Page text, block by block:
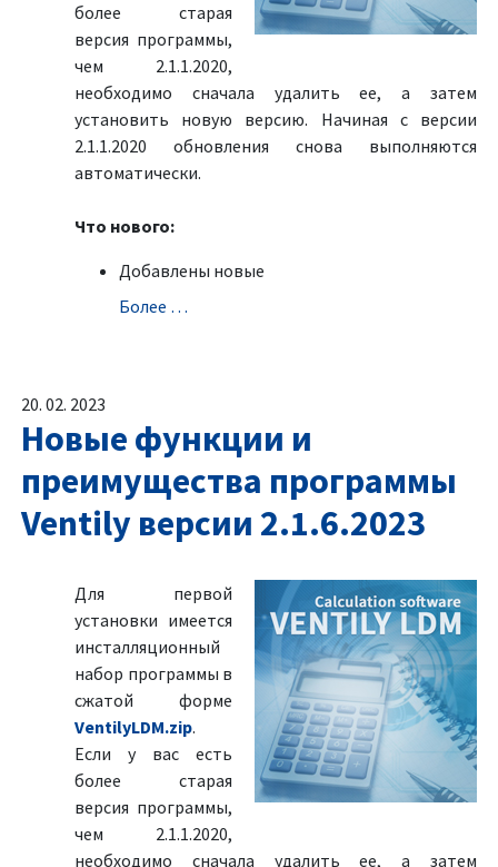
более старая
версия программы,
чем 2.1.1.2020,
необходимо сначала удалить ее, а затем
установить новую версию. Начиная с версии
2.1.1.2020 обновления снова выполняются
автоматически.
Что нового:
Добавлены новые
Болeе …
20. 02. 2023
Новые функции и
преимущества программы
Ventily версии 2.1.6.2023
Для первой
установки имеется
инсталляционный
набор программы в
сжатой форме
VentilyLDM.zip.
Если у вас есть
более старая
версия программы,
чем 2.1.1.2020,
необходимо сначала удалить ее, а затем